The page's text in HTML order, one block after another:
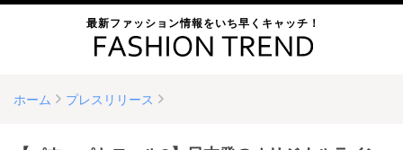
最新ファッション情報をいち早くキャッチ！
ホーム プレスリリース